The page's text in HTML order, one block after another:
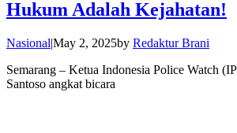
Hukum Adalah Kejahatan!
Nasional|May 2, 2025by Redaktur Brani
Semarang – Ketua Indonesia Police Watch
Santoso angkat bicara